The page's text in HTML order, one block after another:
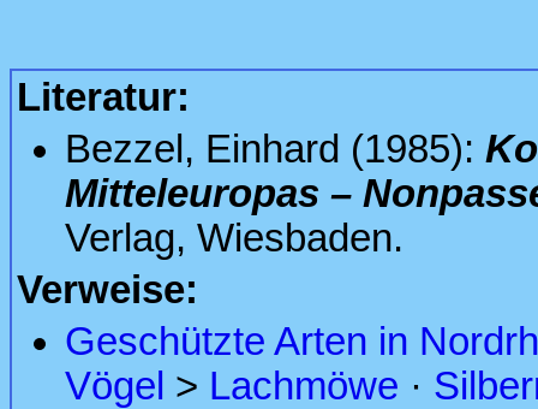
Literatur:
Bezzel, Einhard (1985):
Mitteleuropas –
Verlag, Wiesbaden.
Verweise:
Geschützte Arten in
Vögel > Lachmöwe ·